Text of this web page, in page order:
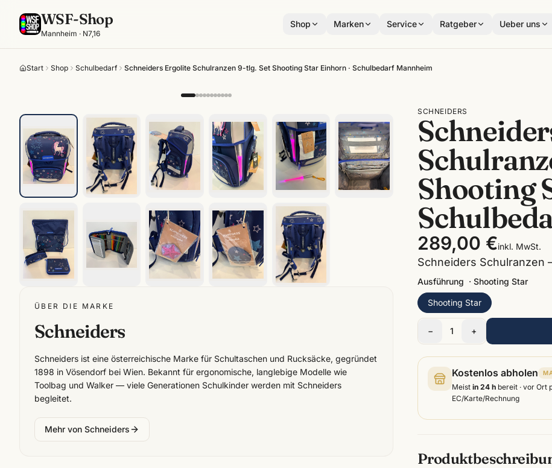
WSF-Shop
Mannheim · N7,16
Shop Marken Service Ratgeber Ueber uns
Start Shop Schulbedarf Schneiders Ergolite Schulranzen 9-tlg. Set Shooting Star Einhorn · Schulbedarf Mannheim
ÜBER DIE MARKE
Schneiders
Schneiders ist eine österreichische Marke für Schultaschen und Rucksäcke, gegründet
1898 in Vösendorf bei Wien. Bekannt für ergonomische, langlebige Modelle wie
Toolbag und Walker — viele Generationen Schulkinder werden mit Schneiders
begleitet.
Mehr von Schneiders
SCHNEIDERS
Shooting
289,00 €inkl. MwSt.
Schneiders Schulranzen
Ausführung · Shooting Star
Shooting Star
− 1 +
Kostenlos abholen
Meist in 24 h bereit · vor Ort
EC/Karte/Rechnung